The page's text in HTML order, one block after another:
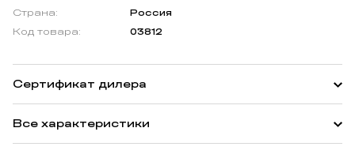
Страна:
Россия
Код товара:
03812
Все характеристики
Сертификат дилера